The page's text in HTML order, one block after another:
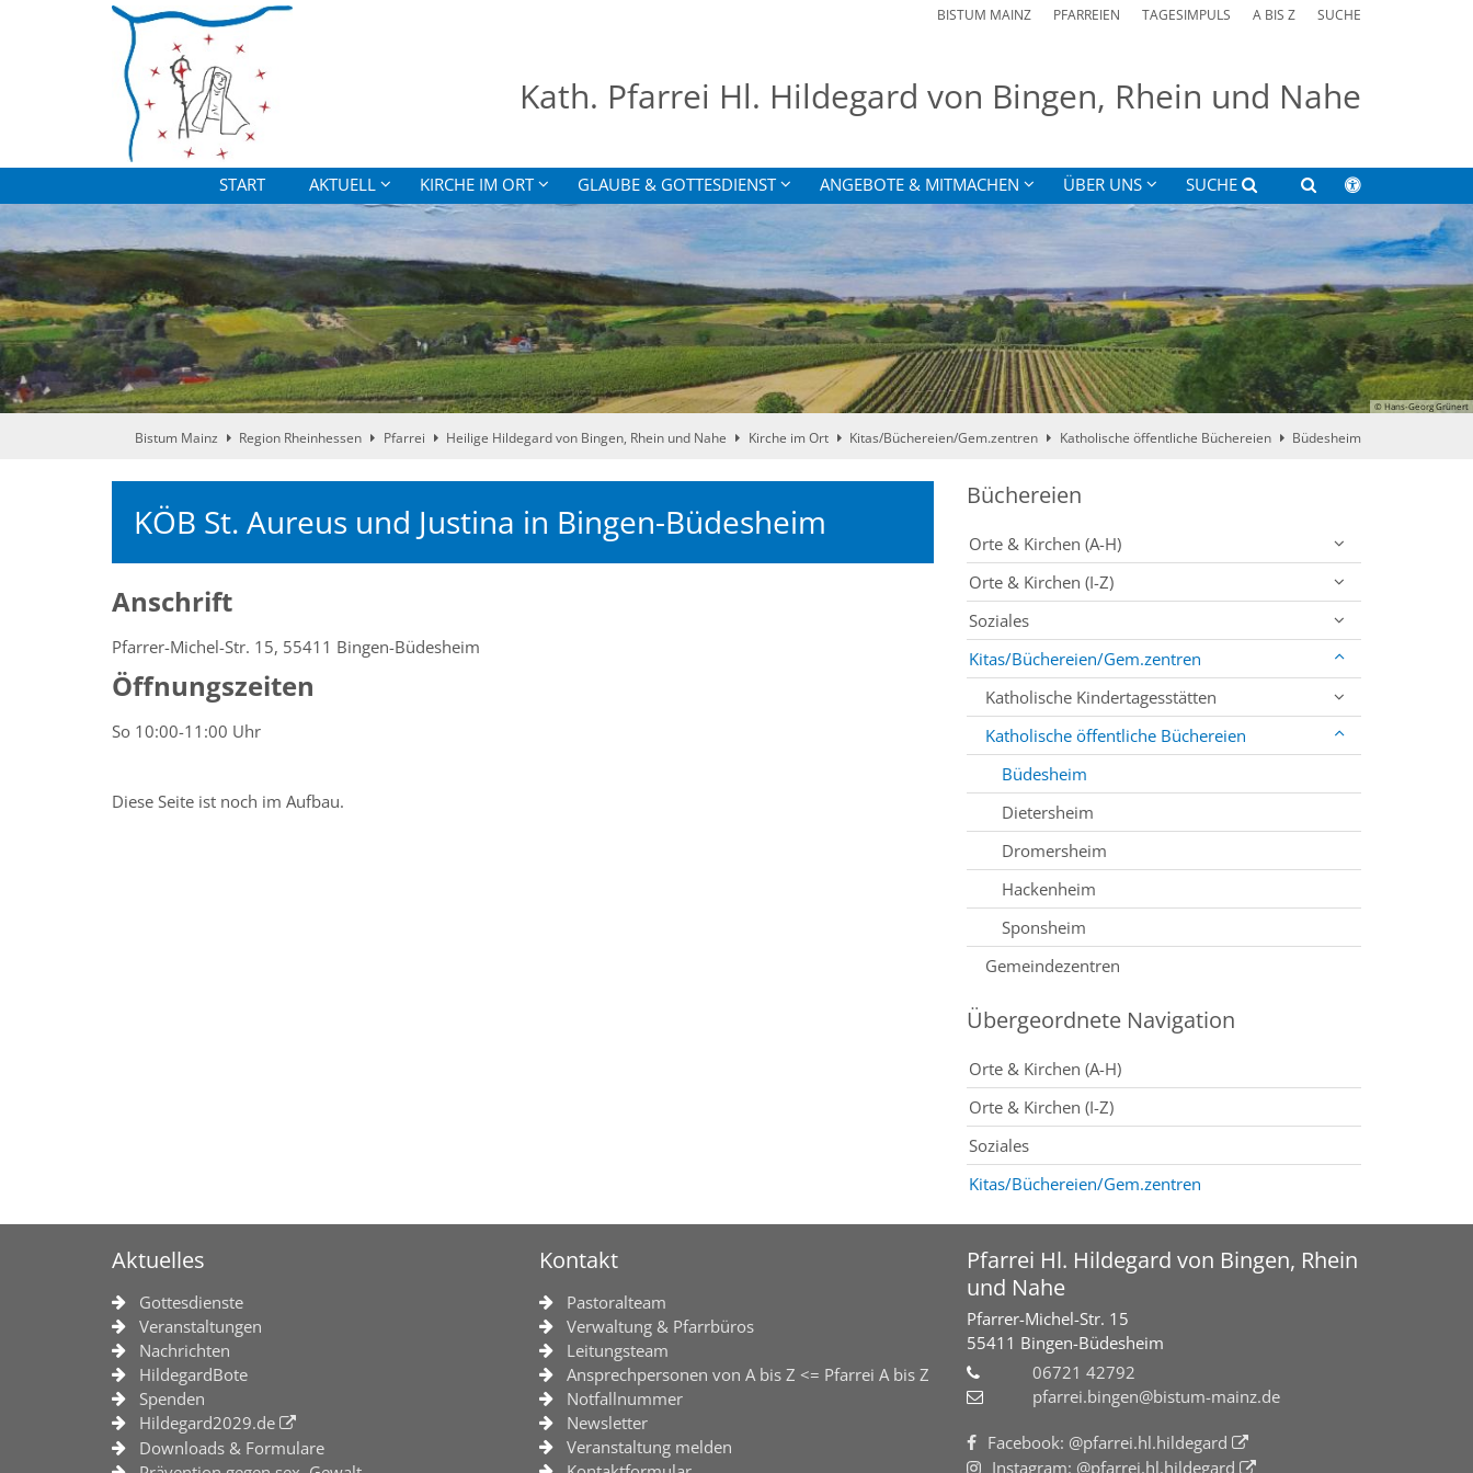
Zum Inhalt springen BISTUM MAINZ PFARREIEN TAGESIMPULS A BIS Z SUCHE
Kath. Pfarrei Hl. Hildegard von Bingen, Rhein und Nahe
START AKTUELL KIRCHE IM ORT GLAUBE & GOTTESDIENST ANGEBOTE & MITMACHEN ÜBER UNS SUCHE
© Hans-Georg Grünert
Bistum Mainz Region Rheinhessen Pfarrei Heilige Hildegard von Bingen, Rhein und Nahe Kirche im Ort Kitas/Büchereien/Gem.zentren Katholische öffentliche Büchereien Büdesheim
KÖB St. Aureus und Justina in Bingen-Büdesheim
Anschrift
Pfarrer-Michel-Str. 15, 55411 Bingen-Büdesheim
Öffnungszeiten
So 10:00-11:00 Uhr
Diese Seite ist noch im Aufbau.
Büchereien
Orte & Kirchen (A-H)
Orte & Kirchen (I-Z)
Soziales
Kitas/Büchereien/Gem.zentren
Katholische Kindertagesstätten
Katholische öffentliche Büchereien
Büdesheim
Dietersheim
Dromersheim
Hackenheim
Sponsheim
Gemeindezentren
Übergeordnete Navigation
Orte & Kirchen (A-H)
Orte & Kirchen (I-Z)
Soziales
Kitas/Büchereien/Gem.zentren
Aktuelles
Gottesdienste
Veranstaltungen
Nachrichten
HildegardBote
Spenden
Hildegard2029.de
Downloads & Formulare
Kontakt
Pastoralteam
Verwaltung & Pfarrbüros
Leitungsteam
Ansprechpersonen von A bis Z <= Pfarrei A bis Z
Notfallnummer
Newsletter
Veranstaltung melden
Pfarrei Hl. Hildegard von Bingen, Rhein
und Nahe
Pfarrer-Michel-Str. 15
55411 Bingen-Büdesheim
06721 42792
pfarrei.bingen@bistum-mainz.de
Facebook: @pfarrei.hl.hildegard
Instagram: @pfarrei.hl.hildegard